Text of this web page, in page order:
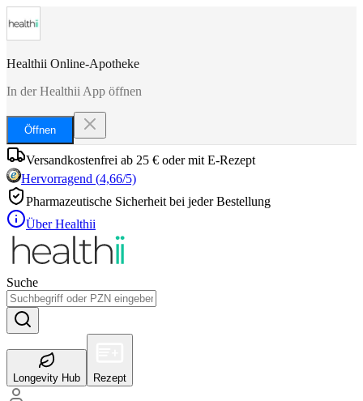
Healthii Online-Apotheke
In der Healthii App öffnen
Öffnen
Versandkostenfrei ab 25 € oder mit E-Rezept
Hervorragend (4,66/5)
Pharmazeutische Sicherheit bei jeder Bestellung
Über Healthii
Suche
Longevity Hub Rezept